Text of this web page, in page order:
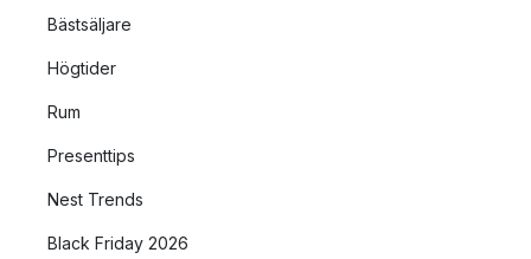
Bästsäljare
Högtider
Rum
Presenttips
Nest Trends
Black Friday 2026